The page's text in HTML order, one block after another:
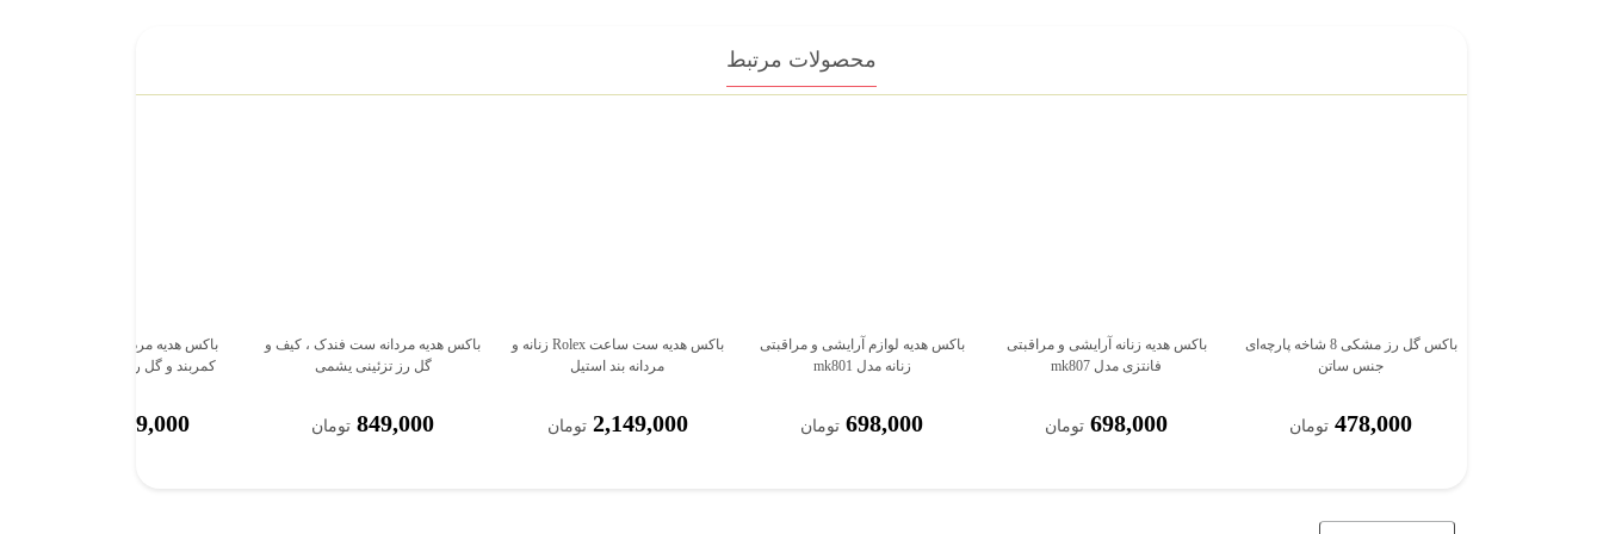
محصولات مرتبط
باکس گل رز مشکی 8 شاخه پارچه‌ای
جنس ساتن
478,000 تومان
باکس هدیه زنانه آرایشی و مراقبتی
فانتزی مدل mk807
698,000 تومان
باکس هدیه لوازم آرایشی و مراقبتی
زنانه مدل mk801
698,000 تومان
باکس هدیه ست ساعت Rolex زنانه و
مردانه بند استیل
2,149,000 تومان
باکس هدیه مردانه ست فندک ، کیف و
گل رز تزئینی یشمی
849,000 تومان
باکس هدیه مردانه ست ساعت،
کمربند و گل رز تزئینی مشکی
819,000